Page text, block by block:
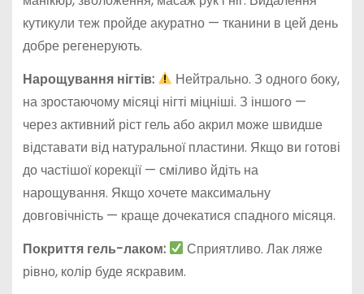
кутикули теж пройде акуратно — тканини в цей день
добре регенерують.
Нарощування нігтів:
Нейтрально. З одного боку,
на зростаючому місяці нігті міцніші. З іншого —
через активний ріст гель або акрил може швидше
відставати від натуральної пластини. Якщо ви готові
до частішої корекції — сміливо йдіть на
нарощування. Якщо хочете максимальну
довговічність — краще дочекатися спадного місяця.
Покриття гель-лаком:
Сприятливо. Лак ляже
рівно, колір буде яскравим.